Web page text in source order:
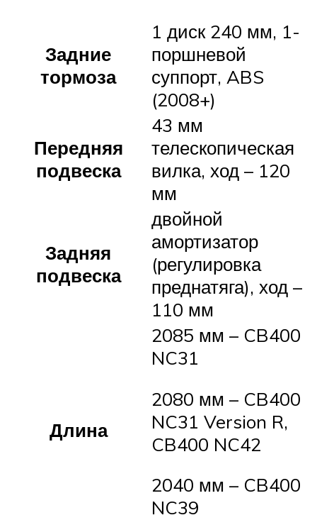
Задние
тормоза
1 диск 240 мм, 1-
поршневой
суппорт, ABS
(2008+)
Передняя
подвеска
43 мм
телескопическая
вилка, ход – 120
мм
Задняя
подвеска
двойной
амортизатор
(регулировка
преднатяга), ход –
110 мм
Длина
2085 мм – CB400
NC31
2080 мм – CB400
NC31 Version R,
CB400 NC42
2040 мм – CB400
NC39